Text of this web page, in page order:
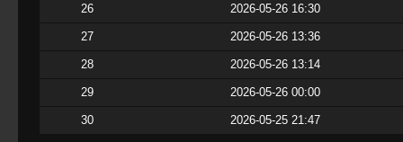
26 2026-05-26 16:30
27 2026-05-26 13:36
28 2026-05-26 13:14
29 2026-05-26 00:00
30 2026-05-25 21:47